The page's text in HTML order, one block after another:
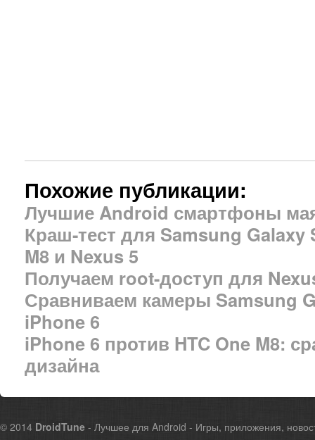
Похожие публикации:
Лучшие Android смартфоны
Краш-тест для Samsung Galaxy
M8 и Nexus 5
Получаем root-доступ для
Сравниваем камеры Samsung
iPhone 6
iPhone 6 против HTC One M8:
дизайна
© 2014 DroidTune - Лучшее для Android - Игры, приложения,